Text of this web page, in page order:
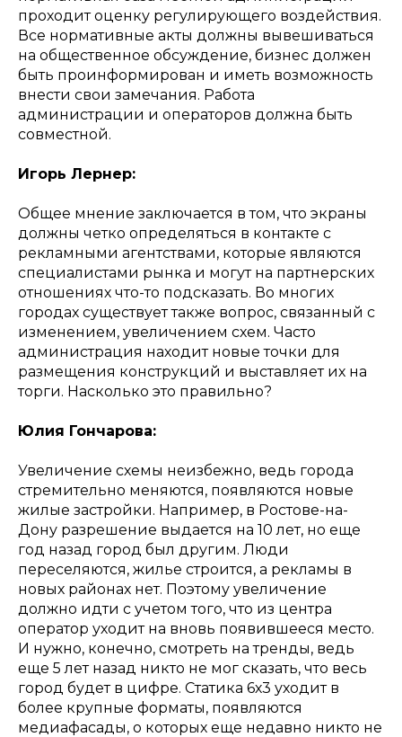
проходит оценку регулирующего воздействия.
Все нормативные акты должны вывешиваться
на общественное обсуждение, бизнес должен
быть проинформирован и иметь возможность
внести свои замечания. Работа
администрации и операторов должна быть
совместной.
Игорь Лернер:
Общее мнение заключается в том, что экраны
должны четко определяться в контакте с
рекламными агентствами, которые являются
специалистами рынка и могут на партнерских
отношениях что-то подсказать. Во многих
городах существует также вопрос, связанный с
изменением, увеличением схем. Часто
администрация находит новые точки для
размещения конструкций и выставляет их на
торги. Насколько это правильно?
Юлия Гончарова:
Увеличение схемы неизбежно, ведь города
стремительно меняются, появляются новые
жилые застройки. Например, в Ростове-на-
Дону разрешение выдается на 10 лет, но еще
год назад город был другим. Люди
переселяются, жилье строится, а рекламы в
новых районах нет. Поэтому увеличение
должно идти с учетом того, что из центра
оператор уходит на вновь появившееся место.
И нужно, конечно, смотреть на тренды, ведь
еще 5 лет назад никто не мог сказать, что весь
город будет в цифре. Статика 6х3 уходит в
более крупные форматы, появляются
медиафасады, о которых еще недавно никто не